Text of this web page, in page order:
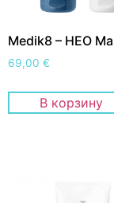
Medik8 – HEO
69,00 €
В корзину